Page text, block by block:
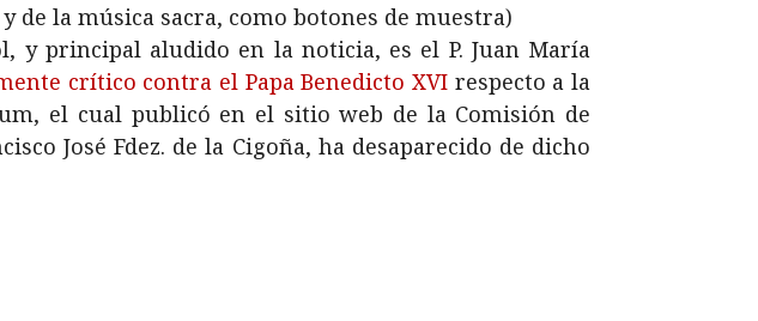
la música sacra, como botones de muestra)
y principal aludido en la noticia, es el P. Juan María
crítico contra el Papa Benedicto XVI respecto a la
el cual publicó en el sitio web de la Comisión de
José Fdez. de la Cigoña, ha desaparecido de dicho